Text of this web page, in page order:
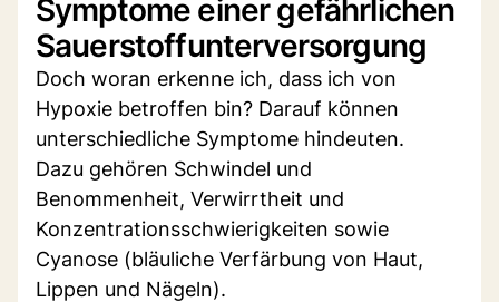
Symptome einer gefährlichen
Sauerstoffunterversorgung
Doch woran erkenne ich, dass ich von
Hypoxie betroffen bin? Darauf können
unterschiedliche Symptome hindeuten.
Dazu gehören Schwindel und
Benommenheit, Verwirrtheit und
Konzentrationsschwierigkeiten sowie
Cyanose (bläuliche Verfärbung von Haut,
Lippen und Nägeln).